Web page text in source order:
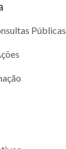
Públicas